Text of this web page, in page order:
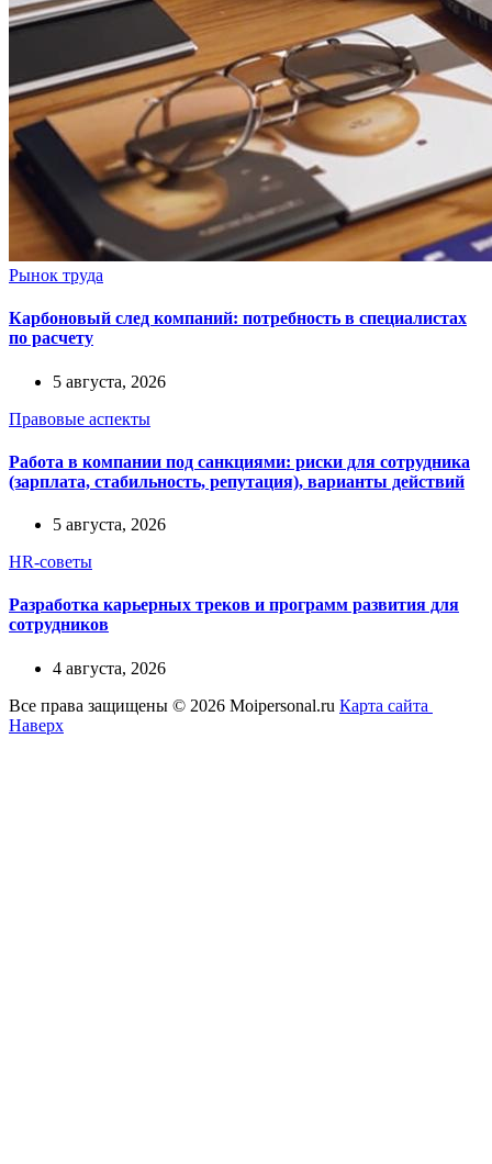
Рынок труда
Карбоновый след компаний: потребность в специалистах
по расчету
5 августа, 2026
Правовые аспекты
Работа в компании под санкциями: риски для сотрудника
(зарплата, стабильность, репутация), варианты действий
5 августа, 2026
HR-советы
Разработка карьерных треков и программ развития для
сотрудников
4 августа, 2026
Все права защищены © 2026 Moipersonal.ru Карта сайта
Наверх